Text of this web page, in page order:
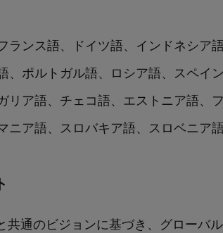
ンス語、ドイツ語、インドネシア
ポルトガル語、ロシア語、スペイ
ア語、チェコ語、エストニア語、
ニア語、スロバキア語、スロベニア語
通のビジョンに基づき、グローバ